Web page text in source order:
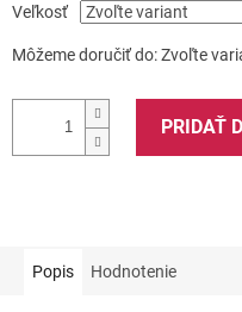
Veľkosť
Môžeme doručiť do:Zvoľte
PRIDAŤ
Popis Hodnotenie